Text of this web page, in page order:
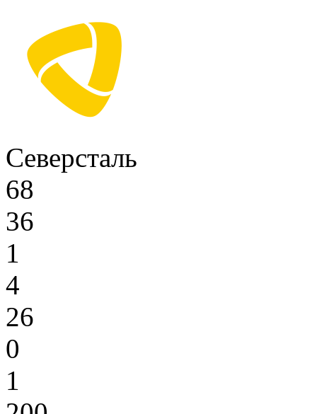
Северсталь
68
36
1
4
26
0
1